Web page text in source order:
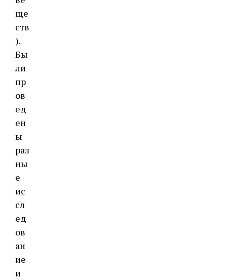
ще
ств
).
Бы
ли
пр
ов
ед
ен
ы
раз
ны
е
ис
сл
ед
ов
ан
ие
и